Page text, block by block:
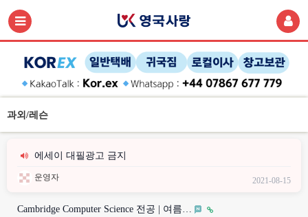
과외/레슨
에세이 대필광고 금지
운영자 2021-08-15
Cambridge Computer Science 전공 | 여름…